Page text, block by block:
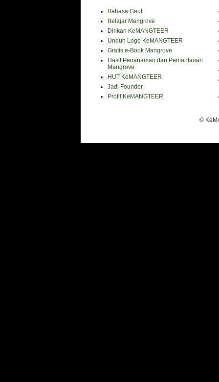
Bahasa Gaul
Belajar Mangrove
Dirikan KeMANGTEER
Unduh Logo KeMANGTEER
Gratis e-Book Mangrove
Hasil Penanaman dan Pemantauan
Mangrove
HUT KeMANGTEER
Jadi Founder
Profil KeMANGTEER
©